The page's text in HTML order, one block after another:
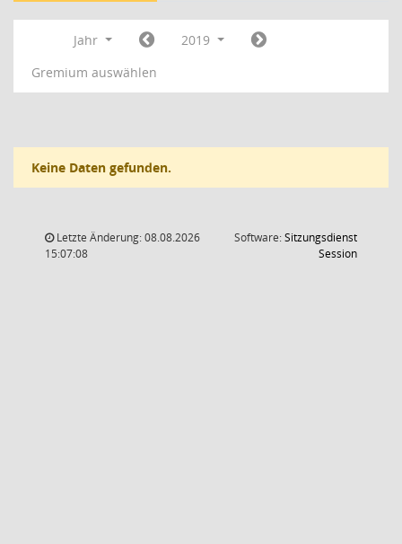
Jahr
2019
Gremium auswählen
Keine Daten gefunden.
Letzte Änderung: 08.08.2026
15:07:08
Software:Sitzungsdienst
Session(Wird in